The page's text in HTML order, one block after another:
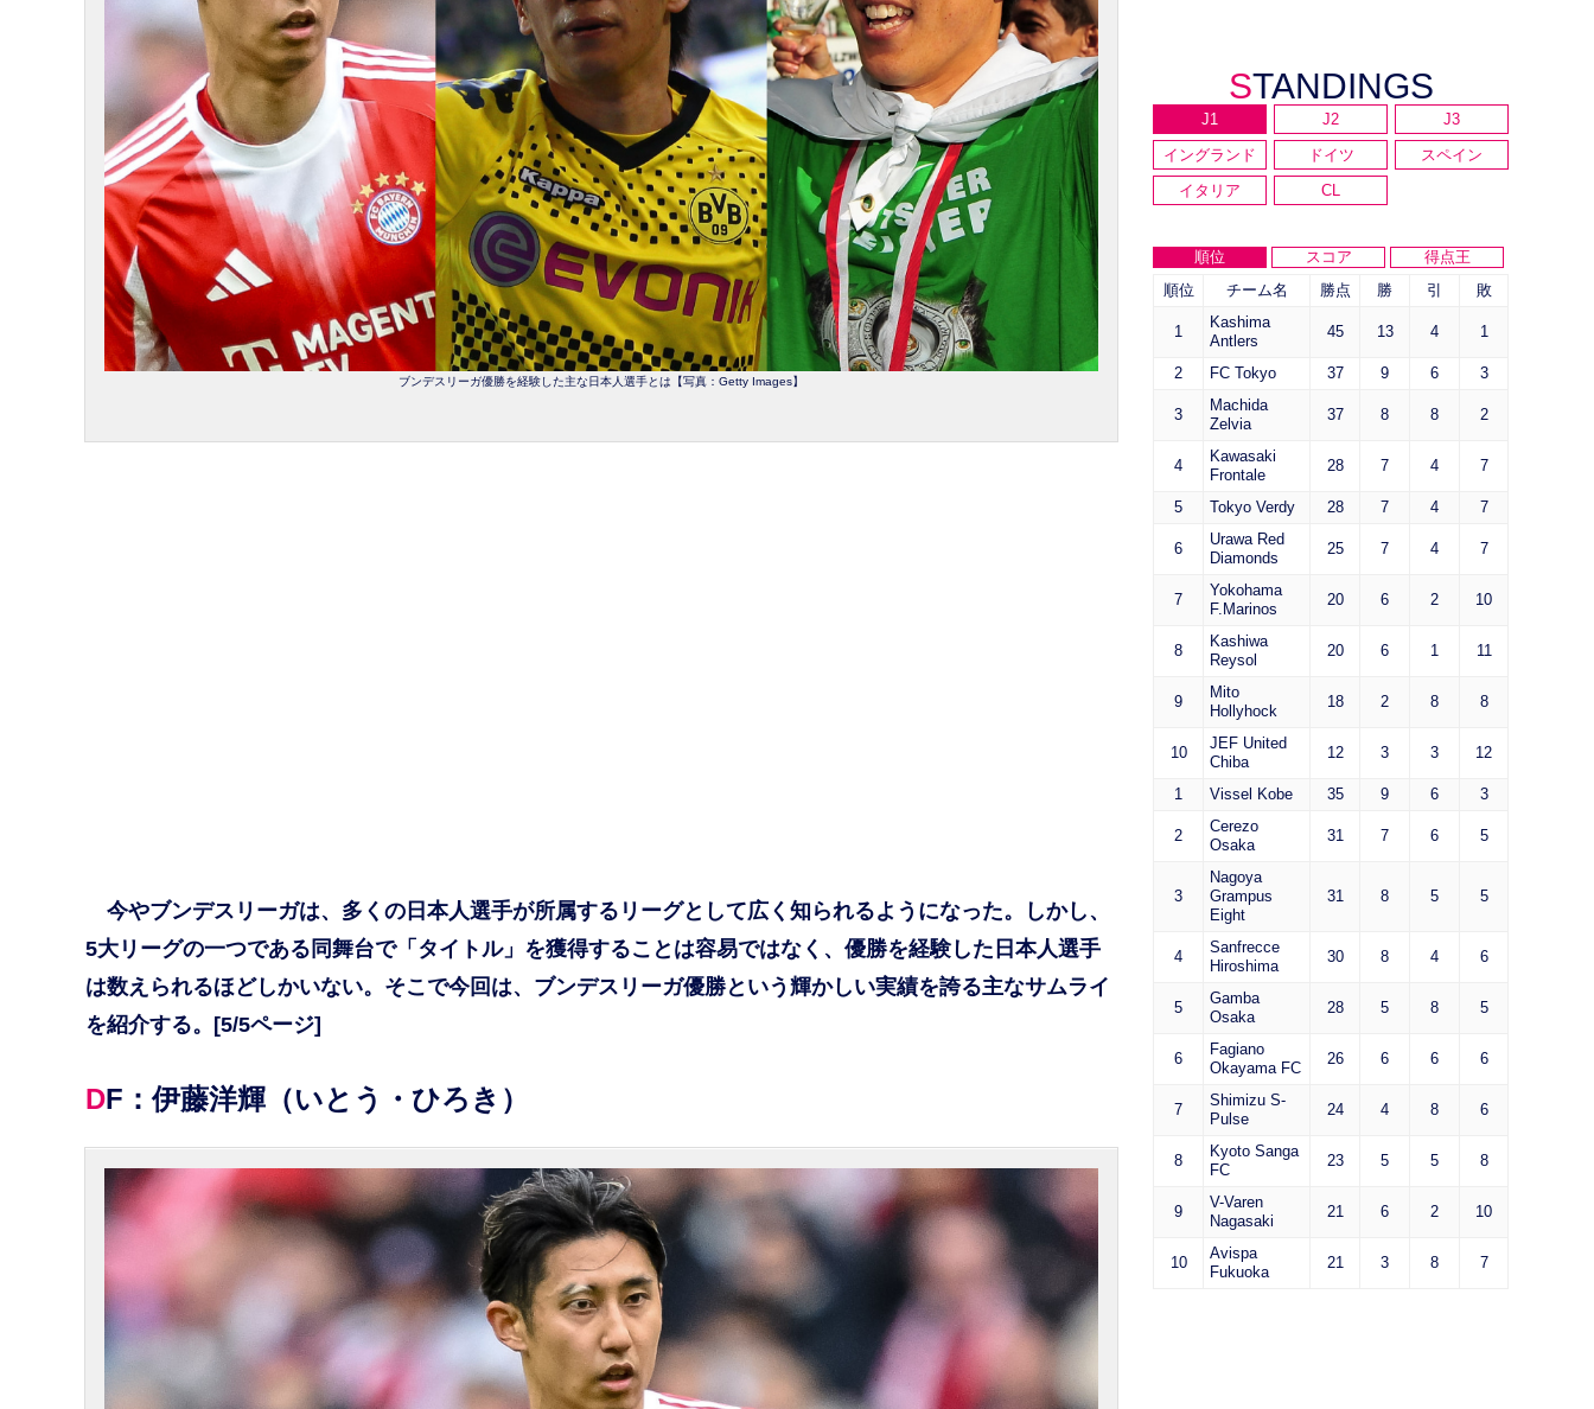
ブンデスリーガ優勝を経験した主な日本人選手とは【写真：Getty Images】
今やブンデスリーガは、多くの日本人選手が所属するリーグとして広く知られるようになった。しかし、
5大リーグの一つである同舞台で「タイトル」を獲得することは容易ではなく、優勝を経験した日本人選手
は数えられるほどしかいない。そこで今回は、ブンデスリーガ優勝という輝かしい実績を誇る主なサムライ
を紹介する。[5/5ページ]
DF：伊藤洋輝（いとう・ひろき）
STANDINGS
J1 J2
J3
イングランド
ドイツ
スペイン
イタリア
CL
順位 スコア
得点王
順位
チーム名 勝点 勝 引 敗
1
Kashima
Antlers
45 13 4 1
2 FC Tokyo 37 9 6 3
3
Machida
Zelvia
37 8 8 2
4
Kawasaki
Frontale
28 7 4 7
5 Tokyo Verdy 28 7 4 7
6
Urawa Red
Diamonds
25 7 4 7
7
Yokohama
F.Marinos
20 6 2 10
8
Kashiwa
Reysol
20 6 1 11
9
Mito
Hollyhock
18 2 8 8
10
JEF United
Chiba
12 3 3 12
1 Vissel Kobe 35 9 6 3
2
Cerezo
Osaka
31 7 6 5
3
Nagoya
Grampus
Eight
31 8 5 5
4
Sanfrecce
Hiroshima
30 8 4 6
5
Gamba
Osaka
28 5 8 5
6
Fagiano
Okayama FC
26 6 6 6
7
Shimizu S-
Pulse
24 4 8 6
8
Kyoto Sanga
FC
23 5 5 8
9
V-Varen
Nagasaki
21 6 2 10
10
Avispa
Fukuoka
21 3 8 7